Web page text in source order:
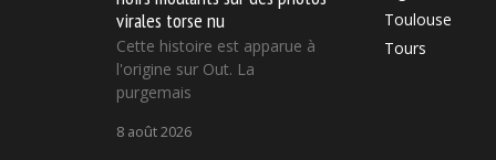
virales torse nu
Cette histoire est apparue à
l'origine sur Out. La
purgemais
8 août 2026
Toulouse
Tours